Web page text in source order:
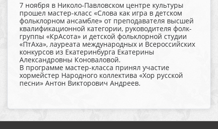
7 ноября в Николо-Павловском центре культуры
прошел мастер-класс «Слова как игра в детском
фольклорном ансамбле» от преподавателя высшей
квалификационной категории, руководителя фолк-
группы «КрАсота» и детской фольклорной студии
«ПтАха», лауреата международных и Всероссийских
конкурсов из Екатеринбурга Екатерины
Александровны Коноваловой.
В программе мастер-класса принял участие
хормейстер Народного коллектива «Хор русской
песни» Антон Викторович Андреев.